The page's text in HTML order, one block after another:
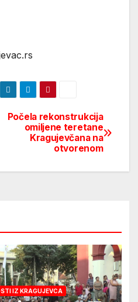
Počela rekonstrukcija
omiljene teretane
Kragujevčana na
otvorenom
IZ KRAGUJEVCA